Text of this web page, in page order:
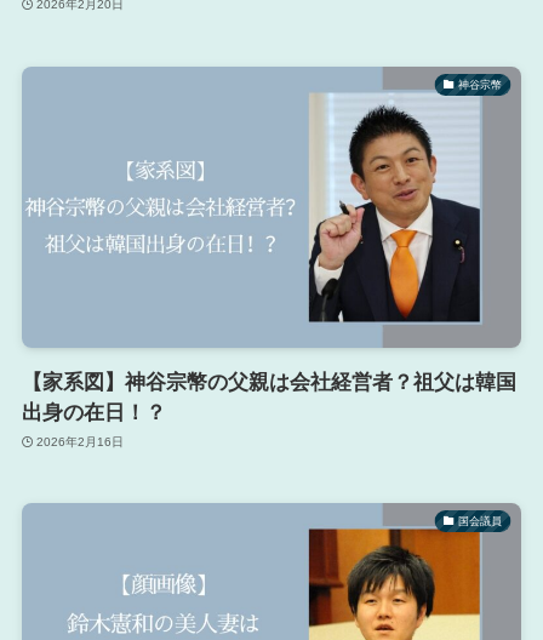
2026年2月20日
神谷宗幣
【家系図】神谷宗幣の父親は会社経営者？祖父は韓国
出身の在日！？
2026年2月16日
国会議員